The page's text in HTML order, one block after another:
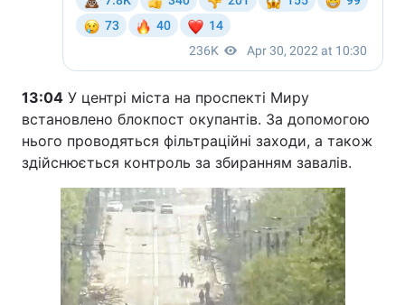
13:04 У центрі міста на проспекті Миру
встановлено блокпост окупантів. За допомогою
нього проводяться фільтраційні заходи, а також
здійснюється контроль за збиранням завалів.